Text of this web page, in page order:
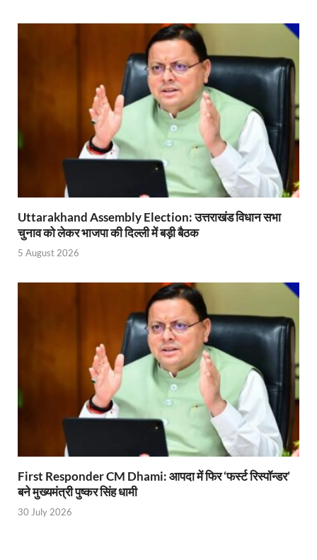
Uttar Pradesh News: ‘आभार प्रधानमंत्री जी, डबल
UP AI App: सीएम योगी के मिशन को साकार कर रहा
Ashwini Vaishnaw: औपनिवेशिक मानसिकता से रेलवे को
Aadhaar gets a face: भारतीय विशिष्ट पहचान
AI Start-Ups: प्रधानमंत्री ने भारतीय एआई स्टार्टअप्स के
Hindi Salahkar Samiti: विधि एवं न्याय मंत्रालय विधायी
PANKHUDI Portal: पंखुड़ी पोर्टल का शुभारंभ,जानें क्या
Gram Panchayat Adhar: ग्राम पंचायतों में भी बनेगा
Demand for Review of FRK Policy: ऍफ़आरके नीति
Ram Mandir Control Room: राम मंदिर की सुरक्षा
CM Dhami Meeting With Nitin Gadkari: बैठक में
Kalyan Singh Jayanti: अपने नाम को उत्तर प्रदेश के
Kashi Volleyball Mahakumbh: काशी में होगा
National Highway Project: मुख्यमंत्री राज्य की
Vande Bharat Sleeper Train: वंदे भारत स्लीपर ट्रेन
Khelo India Tribes Games: देश में पहली बार हो रहे
Uttarakhand Assembly Election: उत्तराखंड विधान सभा
चुनाव को लेकर भाजपा की दिल्ली में बड़ी बैठक
5 August 2026
First Responder CM Dhami: आपदा में फिर ‘फर्स्ट रिस्पॉन्डर’
बने मुख्यमंत्री पुष्कर सिंह धामी
30 July 2026